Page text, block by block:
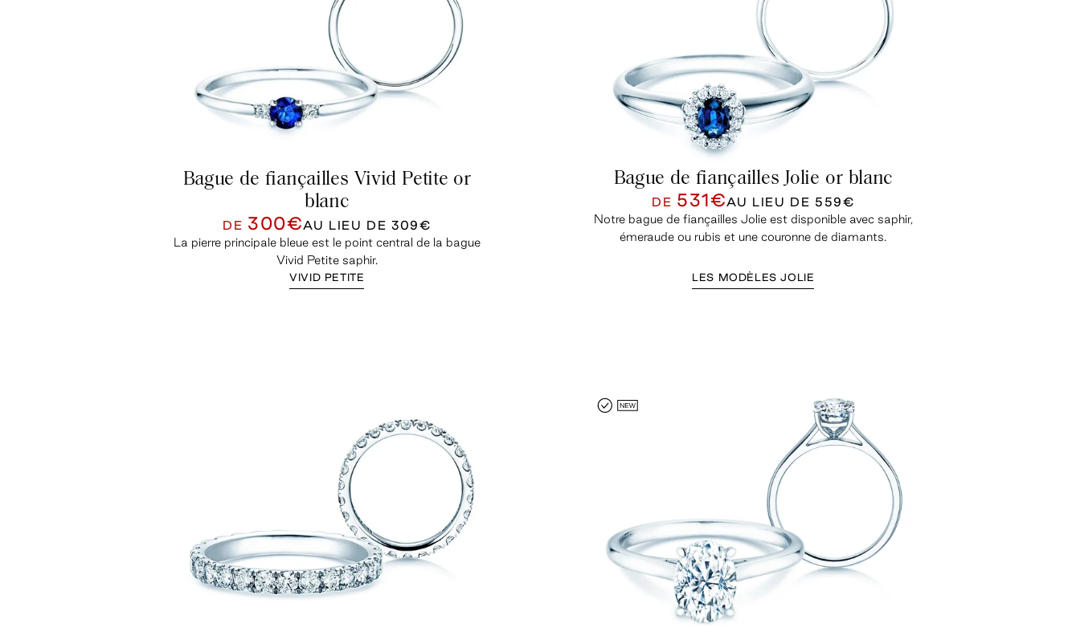
Bague de fiançailles Vivid Petite or
blanc
DE 300€AU LIEU DE 309€
La pierre principale bleue est le point central de la bague
Vivid Petite saphir.
VIVID PETITE
Bague de fiançailles Jolie or blanc
DE 531€AU LIEU DE 559€
Notre bague de fiançailles Jolie est disponible avec saphir,
émeraude ou rubis et une couronne de diamants.
LES MODÈLES JOLIE